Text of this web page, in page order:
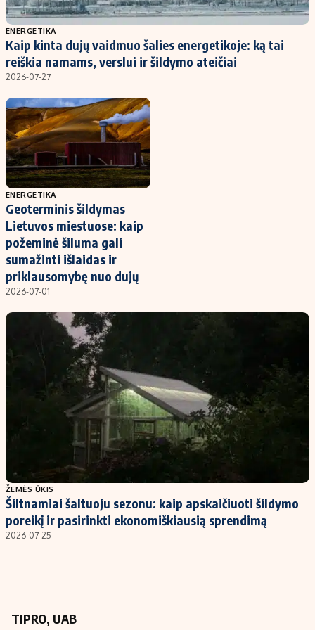
Populiarios temos
Investavimas
Akcijų rinka
Saulės elektrinės
Kriptovaliutos
Infliacija
Migracija
Titulinis
Nedarbo išmokos skaičiuoklė
Redakcija
Apie mus
Redakcijos politika
Privatumo politika
Turinio žymėjimo taisyklės
Kontaktai
Regionų naujienos
Indėlių palūkanos
ENERGETIKA
Kaip kinta dujų vaidmuo šalies energetikoje: ką tai
reiškia namams, verslui ir šildymo ateičiai
2026-07-27
ENERGETIKA
Geoterminis šildymas
Lietuvos miestuose: kaip
požeminė šiluma gali
sumažinti išlaidas ir
priklausomybę nuo dujų
2026-07-01
ŽEMĖS ŪKIS
Šiltnamiai šaltuoju sezonu: kaip apskaičiuoti šildymo
poreikį ir pasirinkti ekonomiškiausią sprendimą
2026-07-25
TIPRO, UAB